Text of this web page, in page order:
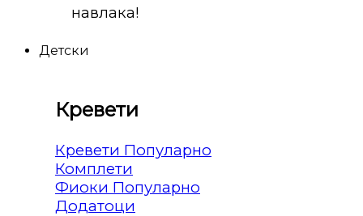
навлака!
Детски
Кревети
Кревети
Комплети
Фиоки
Додатоци